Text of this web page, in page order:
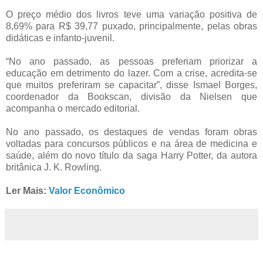
O preço médio dos livros teve uma variação positiva de
8,69% para R$ 39,77 puxado, principalmente, pelas obras
didáticas e infanto-juvenil.
“No ano passado, as pessoas preferiam priorizar a
educação em detrimento do lazer. Com a crise, acredita-se
que muitos preferiram se capacitar”, disse Ismael Borges,
coordenador da Bookscan, divisão da Nielsen que
acompanha o mercado editorial.
No ano passado, os destaques de vendas foram obras
voltadas para concursos públicos e na área de medicina e
saúde, além do novo título da saga Harry Potter, da autora
britânica J. K. Rowling.
Ler Mais: Valor Econômico